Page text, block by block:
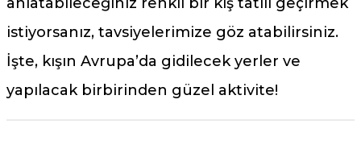
anlatabileceğiniz renkli bir kış tatili geçirmek
istiyorsanız, tavsiyelerimize göz atabilirsiniz.
İşte, kışın Avrupa’da gidilecek yerler ve
yapılacak birbirinden güzel aktivite!